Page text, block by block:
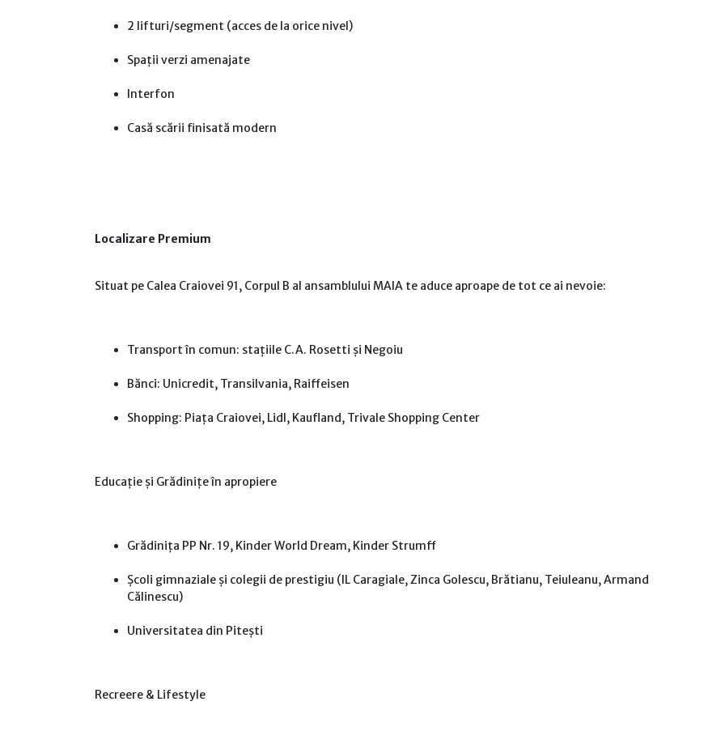
2 lifturi/segment (acces de la orice nivel)
Spații verzi amenajate
Interfon
Casă scării finisată modern
Localizare Premium
Situat pe Calea Craiovei 91, Corpul B al ansamblului MAIA te aduce aproape de tot ce ai nevoie:
Transport în comun: stațiile C.A. Rosetti și Negoiu
Bănci: Unicredit, Transilvania, Raiffeisen
Shopping: Piața Craiovei, Lidl, Kaufland, Trivale Shopping Center
Educație și Grădinițe în apropiere
Grădinița PP Nr. 19, Kinder World Dream, Kinder Strumff
Școli gimnaziale și colegii de prestigiu (IL Caragiale, Zinca Golescu, Brătianu, Teiuleanu, Armand
Călinescu)
Universitatea din Pitești
Recreere & Lifestyle